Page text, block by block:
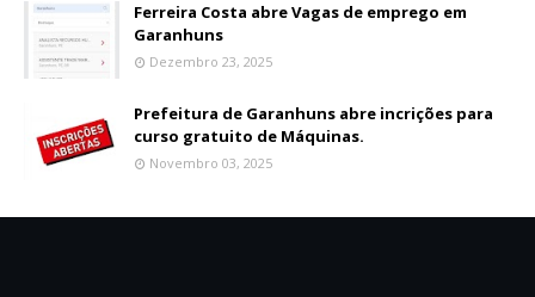
Ferreira Costa abre Vagas de emprego em
Garanhuns
Dezembro 23, 2025
Prefeitura de Garanhuns abre incrições para
curso gratuito de Máquinas.
Novembro 03, 2025